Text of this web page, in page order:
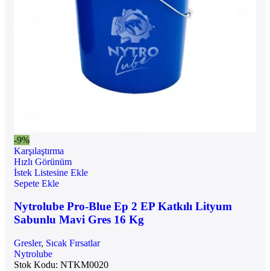
-9%
Karşılaştırma
Hızlı Görünüm
İstek Listesine Ekle
Sepete Ekle
Nytrolube Pro-Blue Ep 2 EP Katkılı Lityum
Sabunlu Mavi Gres 16 Kg
Gresler, Sıcak Fırsatlar
Nytrolube
Stok Kodu: NTKM0020